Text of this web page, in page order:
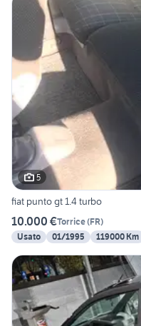
5
fiat punto gt 1.4 turbo
10.000 €Torrice(FR)
Usato
01/1995 119000 Km